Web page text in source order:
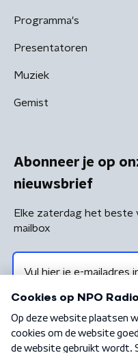
Programma's
Presentatoren
Muziek
Gemist
Abonneer je op
nieuwsbrief
Elke zaterdag het beste
mailbox